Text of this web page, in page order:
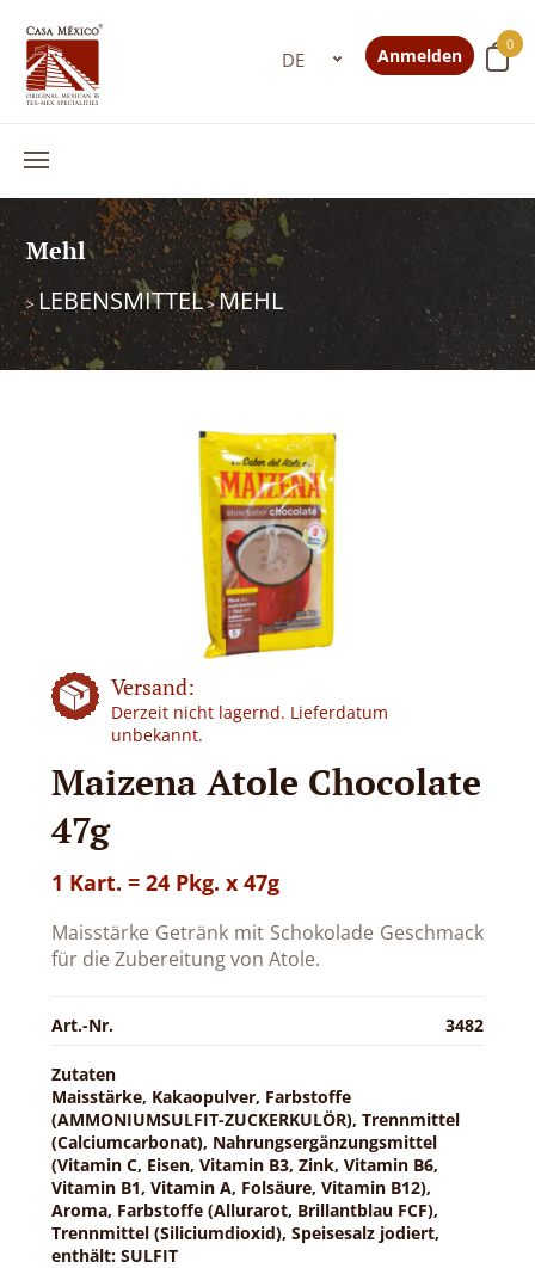
0
Anmelden
Mehl
> LEBENSMITTEL>MEHL
Versand:
Derzeit nicht lagernd. Lieferdatum
unbekannt.
Maizena Atole Chocolate
47g
1 Kart. = 24 Pkg. x 47g
Maisstärke Getränk mit Schokolade Geschmack
für die Zubereitung von Atole.
Art.-Nr. 3482
Zutaten
Maisstärke, Kakaopulver, Farbstoffe
(AMMONIUMSULFIT-ZUCKERKULÖR), Trennmittel
(Calciumcarbonat), Nahrungsergänzungsmittel
(Vitamin C, Eisen, Vitamin B3, Zink, Vitamin B6,
Vitamin B1, Vitamin A, Folsäure, Vitamin B12),
Aroma, Farbstoffe (Allurarot, Brillantblau FCF),
Trennmittel (Siliciumdioxid), Speisesalz jodiert,
enthält: SULFIT